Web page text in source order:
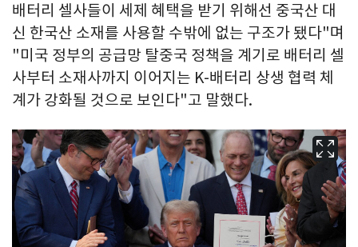
배터리 셀사들이 세제 혜택을 받기 위해선 중국산 대
신 한국산 소재를 사용할 수밖에 없는 구조가 됐다"며
"미국 정부의 공급망 탈중국 정책을 계기로 배터리 셀
사부터 소재사까지 이어지는 K-배터리 상생 협력 체
계가 강화될 것으로 보인다"고 말했다.